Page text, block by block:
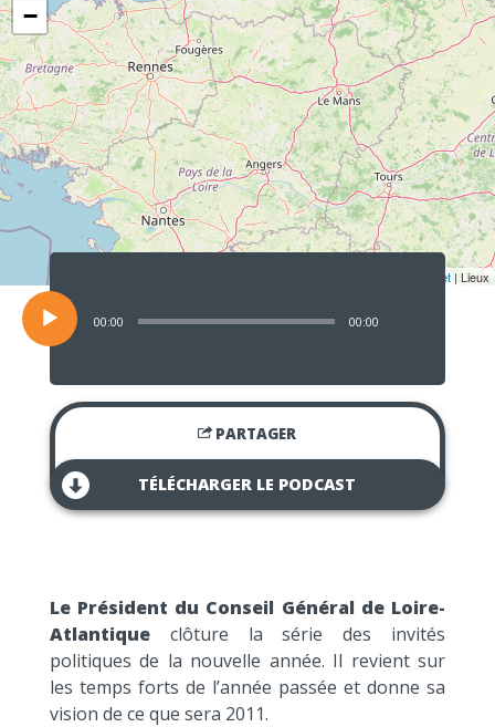
−
Leaflet | Lieux
Lecteur
audio
00:00 00:00
PARTAGER
TÉLÉCHARGER LE PODCAST
Le Président du Conseil Général de Loire-
Atlantiqueclôture la série des invités
politiques de la nouvelle année. Il revient sur
les temps forts de l’année passée et donne sa
vision de ce que sera 2011.